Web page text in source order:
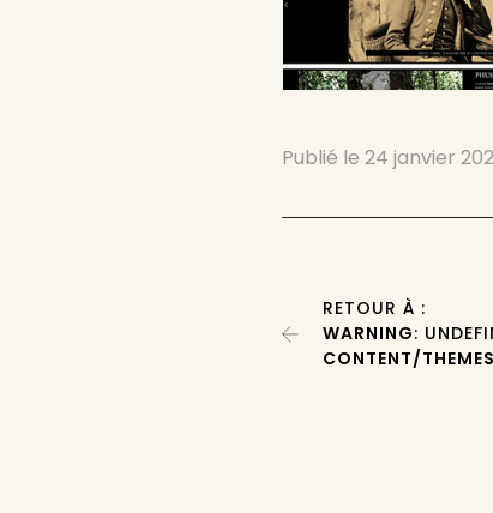
Publié le24 janvier
RETOUR À :
WARNING:
CONTENT/